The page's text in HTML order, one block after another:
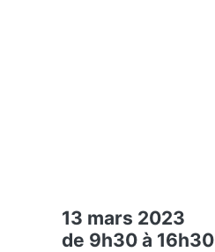
13 mars 2023
de 9h30 à 16h30